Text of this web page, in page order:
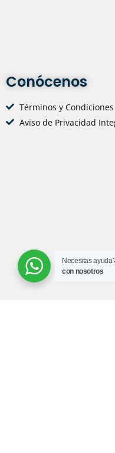
Conócenos
Términos y Condiciones
Aviso de Privacidad
Necesitas
con nosotros